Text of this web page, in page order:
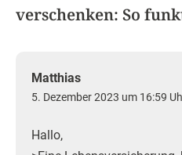
verschenken: So
Matthias
5. Dezember 2023 um 16:59
Hallo,